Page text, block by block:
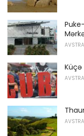
Küçə